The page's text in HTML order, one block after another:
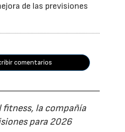
de las previsiones
comentarios
fitness, la compañía
para 2026